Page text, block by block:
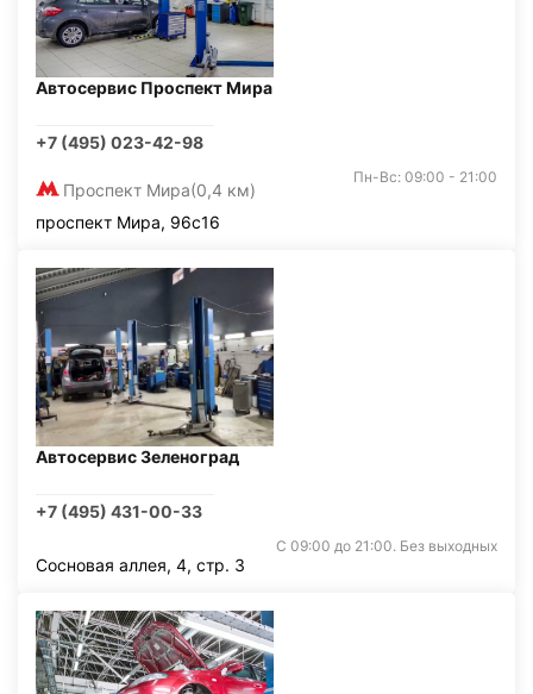
Автосервис Проспект Мира
+7 (495) 023-42-98
Проспект Мира(0,4 км)
Пн-Вс: 09:00 - 21:00
проспект Мира, 96с16
Автосервис Зеленоград
+7 (495) 431-00-33
С 09:00 до 21:00. Без выходных
Сосновая аллея, 4, стр. 3